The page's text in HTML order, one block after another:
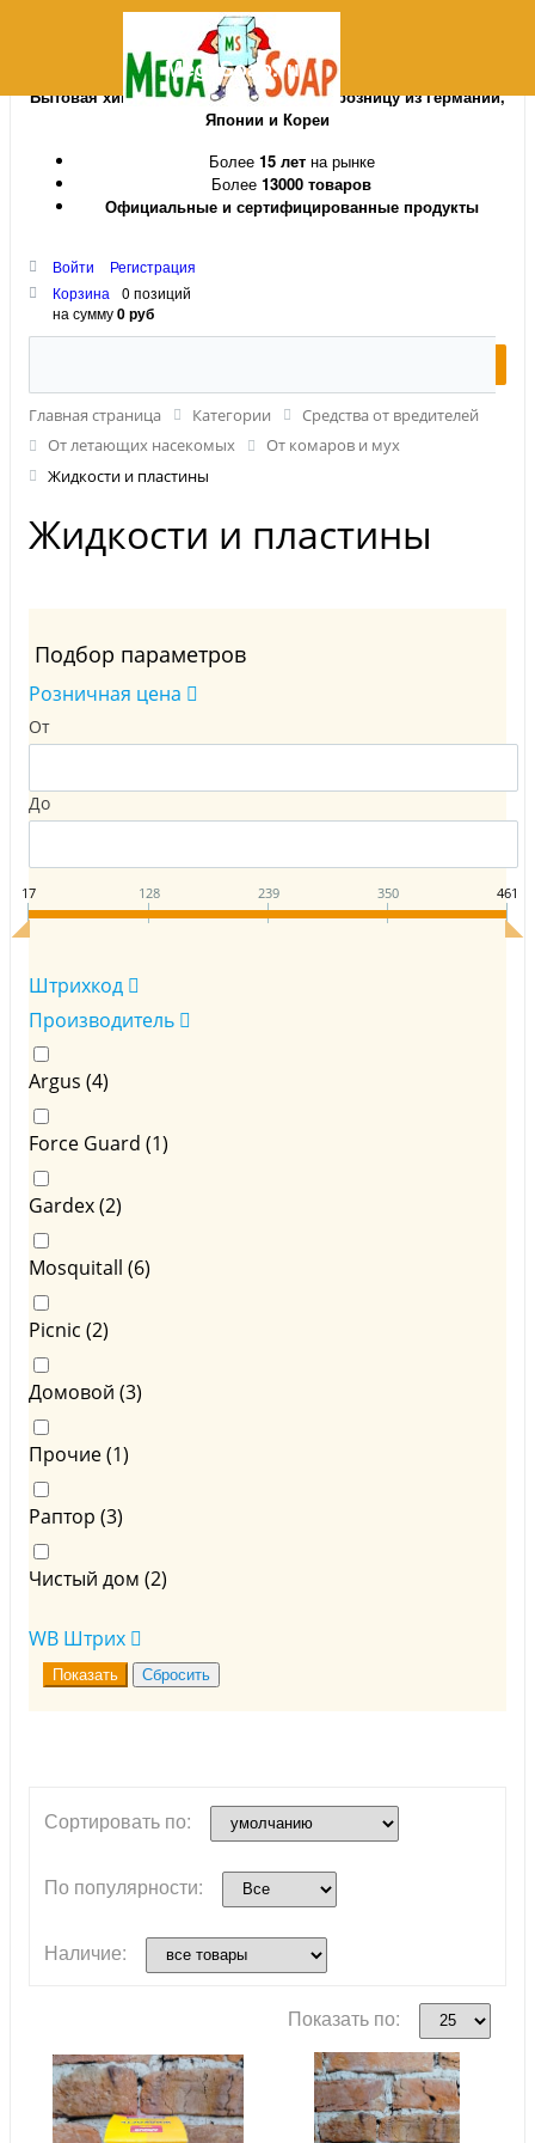
MegaSoap.ru
Бытовая химия и косметика оптом и в розницу из Германии,
Японии и Кореи
Более 15 летна рынке
Более 13000 товаров
Официальные и сертифицированные продукты
Войти
Регистрация
Корзина
0 позиций
на сумму0 руб
Главная страница Категории
Средства от вредителей
От летающих насекомых
От комаров и мух
Жидкости и пластины
Жидкости и пластины
Подбор параметров
Розничная цена
От
До
17 128 239 350 461
Штрихкод
Производитель
Argus (4)
Force Guard (1)
Gardex (2)
Mosquitall (6)
Picnic (2)
Домовой (3)
Прочие (1)
Раптор (3)
Чистый дом (2)
WB Штрих
Сортировать по:
По популярности:
Наличие:
Показать по: